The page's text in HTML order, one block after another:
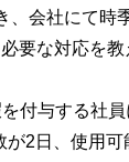
、会社にて時
要な対応を教
付与する社員
2日、使用可